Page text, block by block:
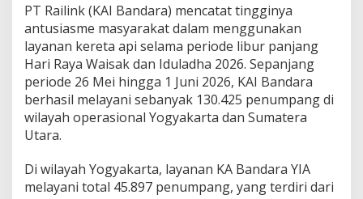
r
t
a
s
i
M
a
y
a
k
PT Railink (KAI Bandara) mencatat tingginya
antusiasme masyarakat dalam menggunakan
layanan kereta api selama periode libur panjang
Hari Raya Waisak dan Iduladha 2026. Sepanjang
periode 26 Mei hingga 1 Juni 2026, KAI Bandara
berhasil melayani sebanyak 130.425 penumpang di
wilayah operasional Yogyakarta dan Sumatera
Utara.
Di wilayah Yogyakarta, layanan KA Bandara YIA
melayani total 45.897 penumpang, yang terdiri dari